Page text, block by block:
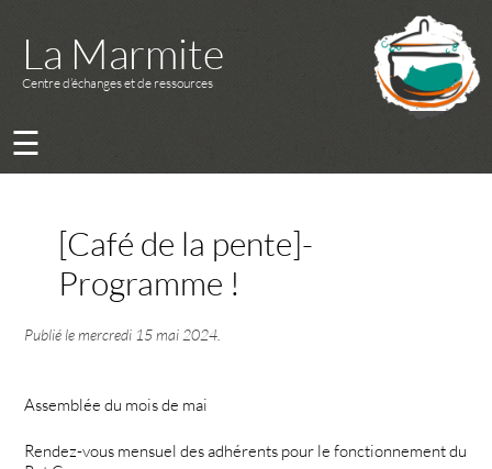
La Marmite
Centre d’échanges et de ressources
☰
[Café de la pente]-
Programme !
Publié lemercredi 15 mai 2024
Assemblée du mois de mai
Rendez-vous mensuel des adhérents pour le fonctionnement du